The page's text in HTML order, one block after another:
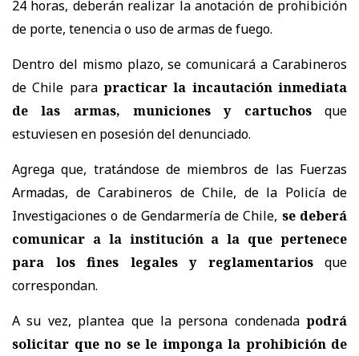
24 horas, deberán realizar la anotación de prohibición
de porte, tenencia o uso de armas de fuego.
Dentro del mismo plazo, se comunicará a Carabineros
de Chile para practicar la incautación inmediata
de las armas, municiones y cartuchosque
estuviesen en posesión del denunciado.
Agrega que, tratándose de miembros de las Fuerzas
Armadas, de Carabineros de Chile, de la Policía de
Investigaciones o de Gendarmería de Chile, se deberá
comunicar a la institución a la que pertenece
para los fines legales y reglamentariosque
correspondan.
A su vez, plantea que la persona condenada podrá
solicitar que no se le imponga la prohibición de